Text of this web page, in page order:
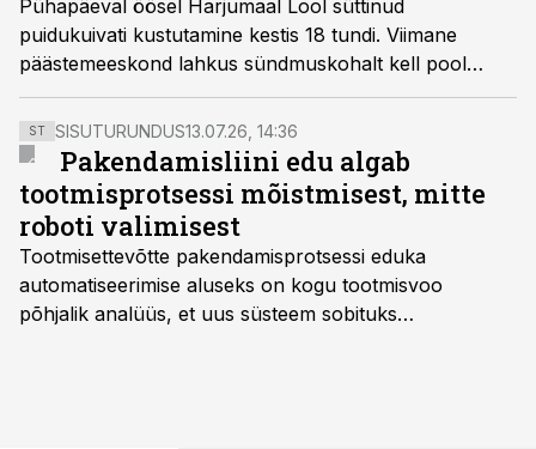
Pühapäeval öösel Harjumaal Lool süttinud
puidukuivati kustutamine kestis 18 tundi. Viimane
päästemeeskond lahkus sündmuskohalt kell pool
kaheksa eile õhtul.
ST SISUTURUNDUS13.07.26, 14:36
Pakendamisliini edu algab
tootmisprotsessi mõistmisest, mitte
roboti valimisest
Tootmisettevõtte pakendamisprotsessi eduka
automatiseerimise aluseks on kogu tootmisvoo
põhjalik analüüs, et uus süsteem sobituks